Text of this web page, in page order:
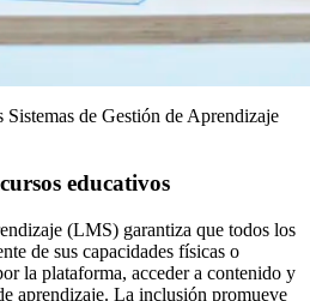
de Gestión de Aprendizaje
educativos
(LMS) garantiza que todos los
de sus capacidades físicas o
la plataforma, acceder a contenido y
aprendizaje. La inclusión promueve